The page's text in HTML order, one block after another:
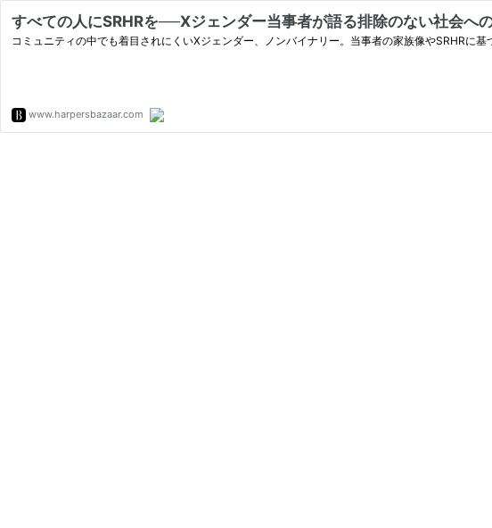
すべての人にSRHRを──Xジェンダー当事者が語る排除のない社会へ
コミュニティの中でも着目されにくいXジェンダー、ノンバイナリー。当事者の家族像やSRHRに
www.harpersbazaar.com